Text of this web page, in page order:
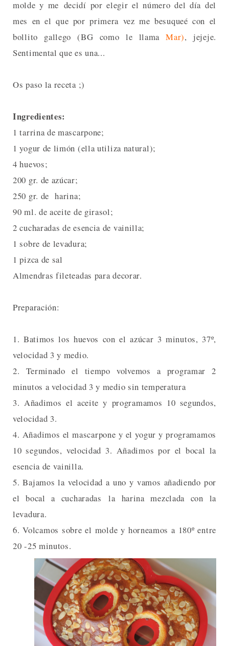
molde y me decidí por elegir el número del día del
mes en el que por primera vez me besuqueé con el
bollito gallego (BG como le llamaMar), jejeje.
Sentimental que es una...
Os paso la receta ;)
Ingredientes:
1 tarrina de mascarpone;
1 yogur de limón (ella utiliza natural);
4 huevos;
200 gr. de azúcar;
250 gr. de harina;
90 ml. de aceite de girasol;
2 cucharadas de esencia de vainilla;
1 sobre de levadura;
1 pizca de sal
Almendras fileteadas para decorar.
Preparación:
1. Batimos los huevos con el azúcar 3 minutos, 37º,
velocidad 3 y medio.
2. Terminado el tiempo volvemos a programar 2
minutos a velocidad 3 y medio sin temperatura
3. Añadimos el aceite y programamos 10 segundos,
velocidad 3.
4. Añadimos el mascarpone y el yogur y programamos
10 segundos, velocidad 3. Añadimos por el bocal la
esencia de vainilla.
5. Bajamos la velocidad a uno y vamos añadiendo por
el bocal a cucharadas la harina mezclada con la
levadura.
6. Volcamos sobre el molde y horneamos a 180º entre
20 -25 minutos.